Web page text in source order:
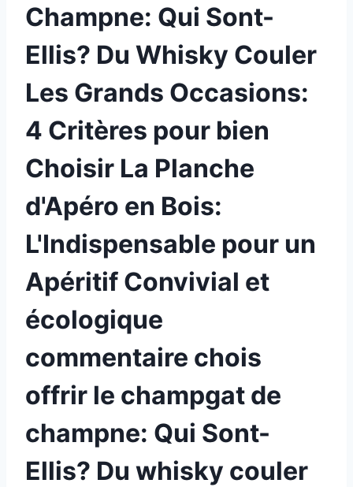
Champne: Qui Sont-
Ellis? Du Whisky Couler
Les Grands Occasions:
4 Critères pour bien
Choisir La Planche
d'Apéro en Bois:
L'Indispensable pour un
Apéritif Convivial et
écologique
commentaire chois
offrir le champgat de
champne: Qui Sont-
Ellis? Du whisky couler